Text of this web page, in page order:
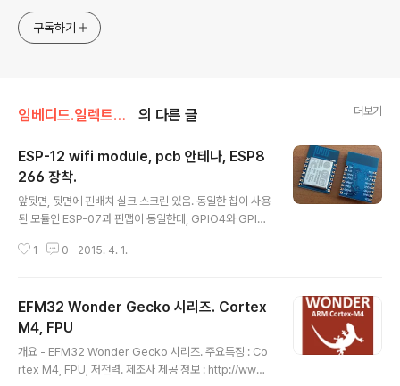
구독하기
임베디드.일렉트로닉스 의 다른 글 더보기
ESP-12 wifi module, pcb 안테나, ESP8
266 장착.
앞뒷면, 뒷면에 핀배치 실크 스크린 있음. 동일한 칩이 사용
된 모듈인 ESP-07과 핀맵이 동일한데, GPIO4와 GPIO
w.esp8266.com/viewtopic.php?f=23&t=1954 E
p://blog.3mdeb.com/ 핀배치 - top view 크기. 본 글
포함된 상위 정리글. Connectivity : http://igotit.tistor
y.com/280 ///236.
1 0 2015. 4. 1.
EFM32 Wonder Gecko 시리즈. Cortex
M4, FPU
개요 - EFM32 Wonder Gecko 시리즈. 주요특징 : Co
rtex M4, FPU, 저전력. 제조사 제공 정보 : http://www.